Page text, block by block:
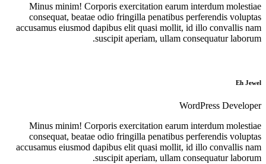
Minus minim! Corporis exercitation
consequat, beatae odio fringilla
accusamus eiusmod dapibus elit quasi
suscipit aperiam,
Minus minim! Corporis exercitation
consequat, beatae odio fringilla
accusamus eiusmod dapibus elit quasi
suscipit aperiam,